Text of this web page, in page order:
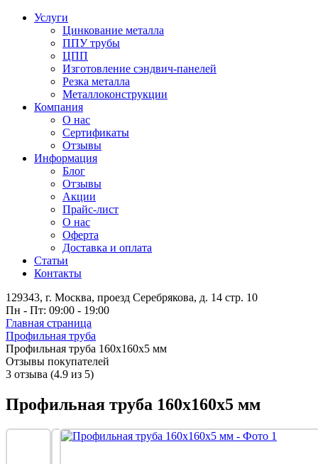
Услуги
Цинкование металла
ППУ трубы
ЦПП
Изготовление сэндвич-панелей
Резка металла
Металлоконструкции
Компания
О нас
Сертификаты
Отзывы
Информация
Блог
Отзывы
Акции
Прайс-лист
О нас
Оферта
Доставка и оплата
Статьи
Контакты
129343, г. Москва, проезд Серебрякова, д. 14 стр. 10
Пн - Пт: 09:00 - 19:00
Главная страница
Профильная труба
Профильная труба 160х160х5 мм
Отзывы покупателей
3 отзыва (4.9 из 5)
Профильная труба 160х160х5 мм